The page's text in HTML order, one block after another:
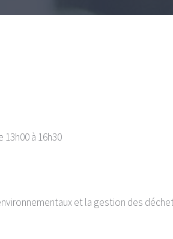
à 16h30
et la gestion des